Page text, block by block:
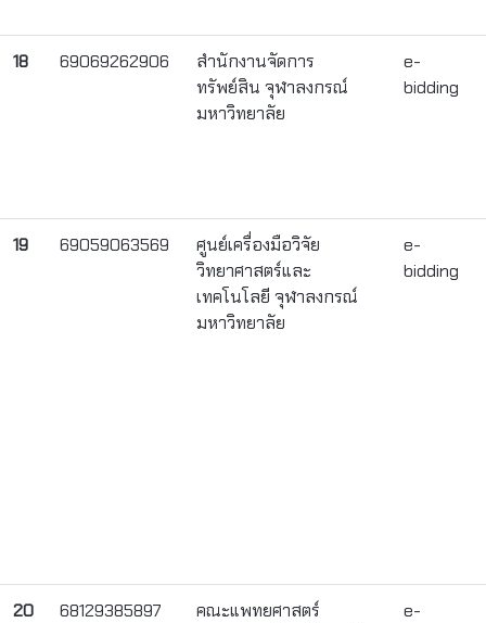
18 69069262906
สำนักงานจัดการ
ทรัพย์สิน จุฬาลงกรณ์
มหาวิทยาลัย
e-
bidding
19 69059063569
ศูนย์เครื่องมือวิจัย
วิทยาศาสตร์และ
เทคโนโลยี จุฬาลงกรณ์
มหาวิทยาลัย
e-
bidding
20 68129385897
คณะแพทยศาสตร์
e-